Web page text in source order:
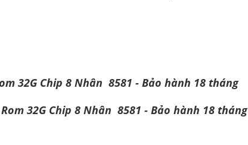
32G Chip 8 Nhân 8581 - Bảo hành 18 tháng
32G Chip 8 Nhân 8581 - Bảo hành 18 tháng